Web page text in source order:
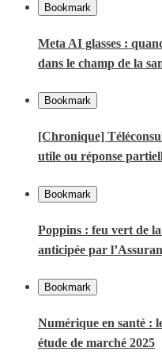
Bookmark
Meta AI glasses :
dans le champ de la
Bookmark
[Chronique]
utile ou réponse
Bookmark
Poppins : feu vert de
anticipée par
Bookmark
Numérique en santé :
étude de marché 2025